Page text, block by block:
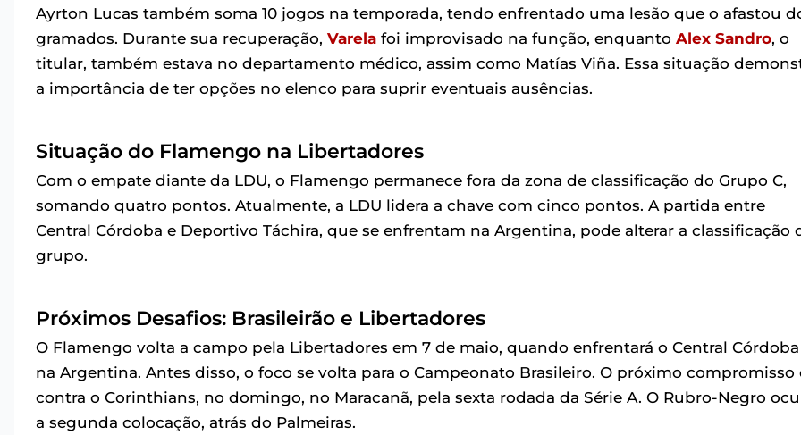
Ayrton Lucas também soma 10 jogos na temporada, tendo enfrentado uma lesão que o afastou
gramados. Durante sua recuperação, Varela foi improvisado na função, enquanto Alex Sandro, o
titular, também estava no departamento médico, assim como Matías Viña. Essa situação
a importância de ter opções no elenco para suprir eventuais ausências.
Situação do Flamengo na Libertadores
Com o empate diante da LDU, o Flamengo permanece fora da zona de classificação do Grupo C,
somando quatro pontos. Atualmente, a LDU lidera a chave com cinco pontos. A partida entre
Central Córdoba e Deportivo Táchira, que se enfrentam na Argentina, pode alterar a classificação
grupo.
Próximos Desafios: Brasileirão e Libertadores
O Flamengo volta a campo pela Libertadores em 7 de maio, quando enfrentará o Central Córdoba
na Argentina. Antes disso, o foco se volta para o Campeonato Brasileiro. O próximo compromisso
contra o Corinthians, no domingo, no Maracanã, pela sexta rodada da Série A. O Rubro-Negro
a segunda colocação, atrás do Palmeiras.